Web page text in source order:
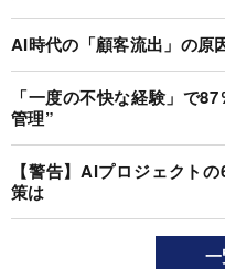
AI時代の「顧客流出」の原
「一度の不快な経験」で
管理”
【警告】AIプロジェクト
策は